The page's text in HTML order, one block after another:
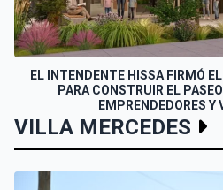
EL INTENDENTE HISSA FIRMÓ
PARA CONSTRUIR EL
EMPRENDEDORES Y
VILLA MERCEDES